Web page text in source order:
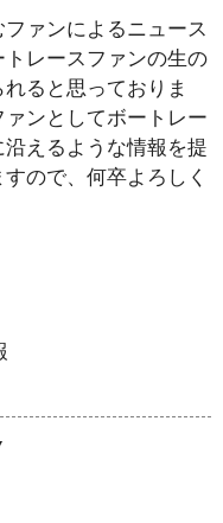
ァンによるニュース
レースファンの生の
ると思っておりま
ンとしてボートレー
えるような情報を提
ので、何卒よろしく